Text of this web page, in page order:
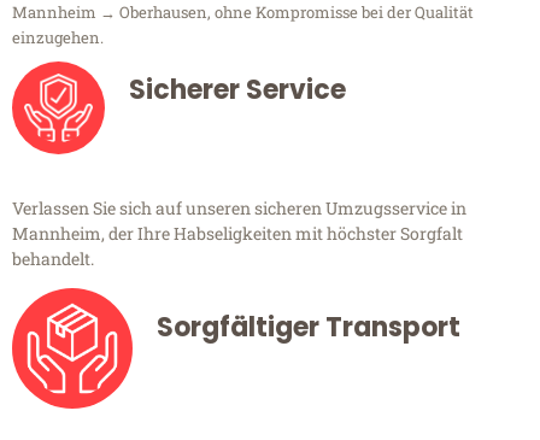
Mannheim → Oberhausen, ohne Kompromisse bei der Qualität
einzugehen.
Sicherer Service
Verlassen Sie sich auf unseren sicheren Umzugsservice in
Mannheim, der Ihre Habseligkeiten mit höchster Sorgfalt
behandelt.
Sorgfältiger Transport